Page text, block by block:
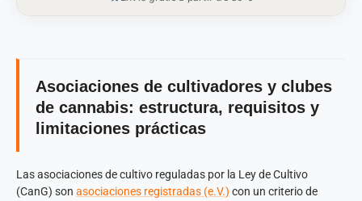
Asociaciones de cultivadores y clubes
de cannabis: estructura, requisitos y
limitaciones prácticas
Las asociaciones de cultivo reguladas por la Ley de Cultivo
(CanG) son asociaciones registradas (e.V.) con un criterio de